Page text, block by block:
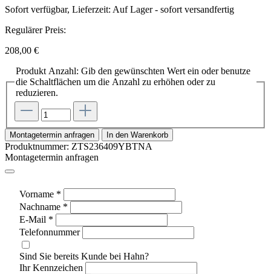
Sofort verfügbar, Lieferzeit: Auf Lager - sofort versandfertig
Regulärer Preis:
208,00 €
Produkt Anzahl: Gib den gewünschten Wert ein oder benutze
die Schaltflächen um die Anzahl zu erhöhen oder zu
reduzieren.
Montagetermin anfragen In den Warenkorb
Produktnummer: ZTS236409YBTNA
Montagetermin anfragen
Vorname *
Nachname *
E-Mail *
Telefonnummer
Sind Sie bereits Kunde bei Hahn?
Ihr Kennzeichen